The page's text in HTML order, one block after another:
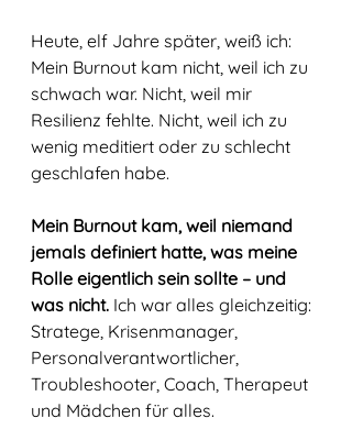
Heute, elf Jahre später, weiß ich:
Mein Burnout kam nicht, weil ich zu
schwach war. Nicht, weil mir
Resilienz fehlte. Nicht, weil ich zu
wenig meditiert oder zu schlecht
geschlafen habe.
Mein Burnout kam, weil niemand
jemals definiert hatte, was meine
Rolle eigentlich sein sollte – und
was nicht. Ich war alles gleichzeitig:
Stratege, Krisenmanager,
Personalverantwortlicher,
Troubleshooter, Coach, Therapeut
und Mädchen für alles.